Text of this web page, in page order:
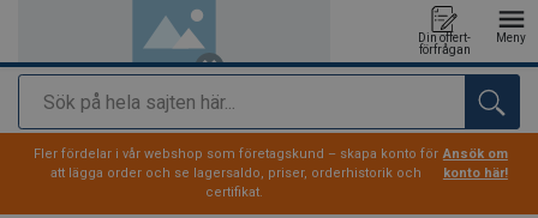
Sök
Din offert-
förfrågan
Meny
tillagd i varukorg
Fler fördelar i vår webshop som företagskund – skapa konto för
att lägga order och se lagersaldo, priser, orderhistorik och
certifikat.
Ansök om
konto här!